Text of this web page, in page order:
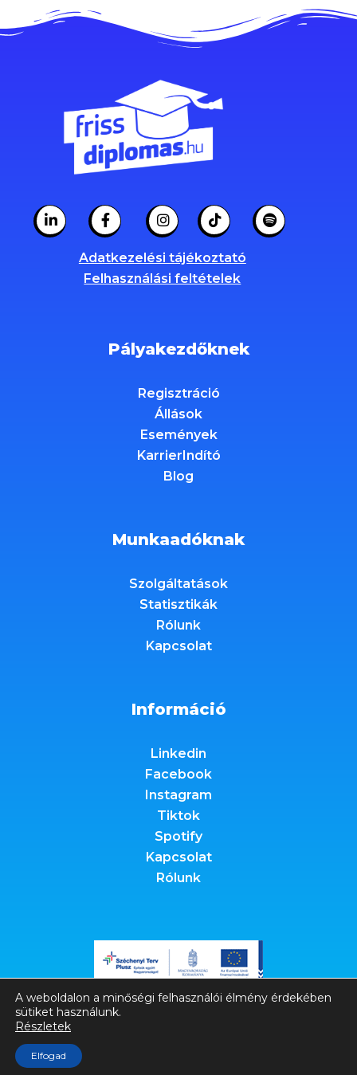
Adatkezelési tájékoztató
Felhasználási feltételek
Pályakezdőknek
Regisztráció
Állások
Események
KarrierIndító
Blog
Munkaadóknak
Szolgáltatások
Statisztikák
Rólunk
Kapcsolat
Információ
Linkedin
Facebook
Instagram
Tiktok
Spotify
Kapcsolat
Rólunk
A weboldalon a minőségi felhasználói élmény érdekében
sütiket használunk.
Részletek
Elfogad